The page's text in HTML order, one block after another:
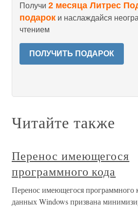
Получи 2 месяца Литрес
подарок и наслаждайся
чтением
ПОЛУЧИТЬ ПОДАРОК
Читайте также
Перенос имеющегося
программного кода
Перенос имеющегося программного
данных Windows призвана